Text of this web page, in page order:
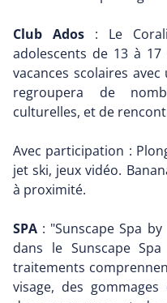
Club Ados : Le
adolescents de 13 à
vacances scolaires
regroupera de
culturelles, et de
Avec participation :
jet ski, jeux vidéo.
à proximité.
SPA : "Sunscape Spa
dans le Sunscape
traitements
visage, des